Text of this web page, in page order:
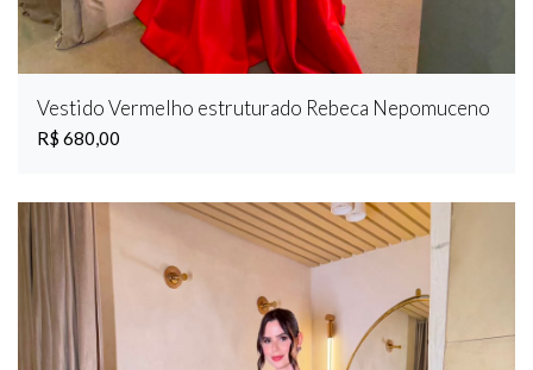
Vestido Vermelho estruturado Rebeca Nepomuceno
R$ 680,00